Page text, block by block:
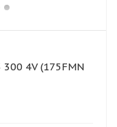
4V (175FMN